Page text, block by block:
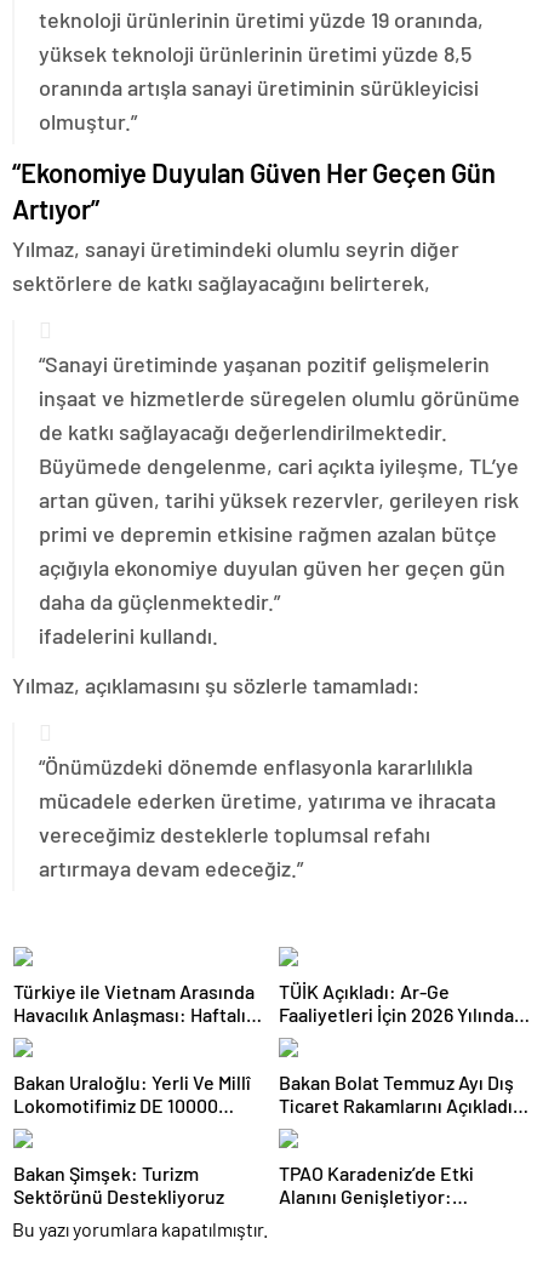
teknoloji ürünlerinin üretimi yüzde 19 oranında,
yüksek teknoloji ürünlerinin üretimi yüzde 8,5
oranında artışla sanayi üretiminin sürükleyicisi
olmuştur.”
“Ekonomiye Duyulan Güven Her Geçen Gün
Artıyor”
Yılmaz, sanayi üretimindeki olumlu seyrin diğer
sektörlere de katkı sağlayacağını belirterek,
“Sanayi üretiminde yaşanan pozitif gelişmelerin
inşaat ve hizmetlerde süregelen olumlu görünüme
de katkı sağlayacağı değerlendirilmektedir.
Büyümede dengelenme, cari açıkta iyileşme, TL’ye
artan güven, tarihi yüksek rezervler, gerileyen risk
primi ve depremin etkisine rağmen azalan bütçe
açığıyla ekonomiye duyulan güven her geçen gün
daha da güçlenmektedir.”
ifadelerini kullandı.
Yılmaz, açıklamasını şu sözlerle tamamladı:
“Önümüzdeki dönemde enflasyonla kararlılıkla
mücadele ederken üretime, yatırıma ve ihracata
vereceğimiz desteklerle toplumsal refahı
artırmaya devam edeceğiz.”
Türkiye ile Vietnam Arasında
Havacılık Anlaşması: Haftalık
Sefer Sayısı 42’ye Yükseldi
TÜİK Açıkladı: Ar-Ge
Faaliyetleri İçin 2026 Yılında
308 Milyar Lira Tahsis Edildi
Bakan Uraloğlu: Yerli Ve Millî
Lokomotifimiz DE 10000
Tanzanya’ya İhraç Edildi
Bakan Bolat Temmuz Ayı Dış
Ticaret Rakamlarını Açıkladı:
İhracatta Tüm Zamanların
Temmuz Rekoru
Bakan Şimşek: Turizm
Sektörünü Destekliyoruz
TPAO Karadeniz’de Etki
Alanını Genişletiyor:
Bu yazı yorumlara kapatılmıştır.